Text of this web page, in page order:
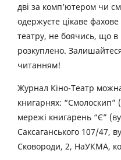
дві за комп’ютером чи
одержуєте цікаве
театру, не боячись, що
розкуплено.
читанням!
Журнал Кіно-Театр
книгарнях: “Смолоскип”
мережі книгарень “Є”
Саксаганського 107/47,
Сковороди, 2, НаУКМА,